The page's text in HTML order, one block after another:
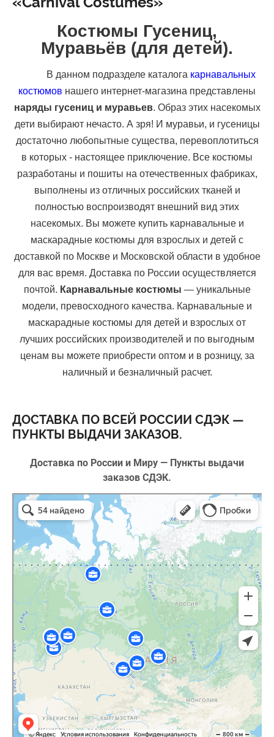
Костюмы Гусениц,
Муравьёв (для детей).
В данном подразделе каталога карнавальных
костюмов нашего интернет-магазина представлены
наряды гусениц и муравьев. Образ этих насекомых
дети выбирают нечасто. А зря! И муравьи, и гусеницы
достаточно любопытные существа, перевоплотиться
в которых - настоящее приключение. Все костюмы
разработаны и пошиты на отечественных фабриках,
выполнены из отличных российских тканей и
полностью воспроизводят внешний вид этих
насекомых. Вы можете купить карнавальные и
маскарадные костюмы для взрослых и детей с
доставкой по Москве и Московской области в удобное
для вас время. Доставка по России осуществляется
почтой. Карнавальные костюмы — уникальные
модели, превосходного качества. Карнавальные и
маскарадные костюмы для детей и взрослых от
лучших российских производителей и по выгодным
ценам вы можете приобрести оптом и в розницу, за
наличный и безналичный расчет.
ДОСТАВКА ПО ВСЕЙ РОССИИ СДЭК —
ПУНКТЫ ВЫДАЧИ ЗАКАЗОВ.
Доставка по России и Миру — Пункты выдачи
заказов СДЭК.
CDEK в Надыме
Надым